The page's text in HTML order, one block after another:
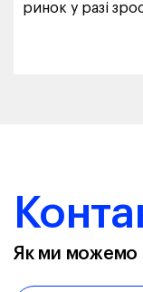
ринок у разі
Як ми можемо